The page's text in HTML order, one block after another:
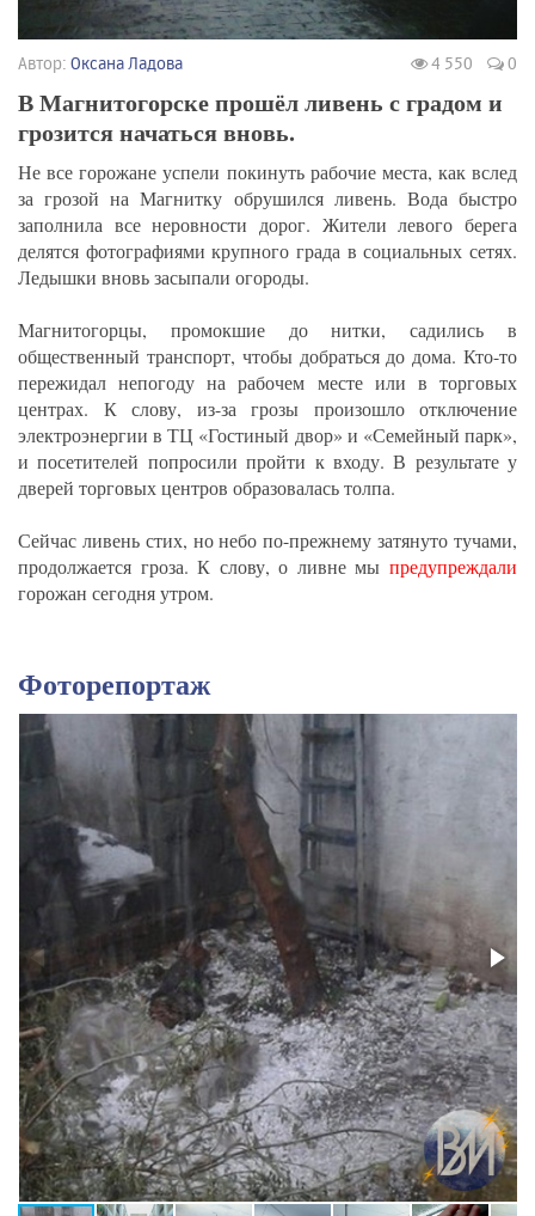
Автор: Оксана Ладова 4 550 0
В Магнитогорске прошёл ливень с градом и
грозится начаться вновь.
Не все горожане успели покинуть рабочие места, как вслед
за грозой на Магнитку обрушился ливень. Вода быстро
заполнила все неровности дорог. Жители левого берега
делятся фотографиями крупного града в социальных сетях.
Ледышки вновь засыпали огороды.
Магнитогорцы, промокшие до нитки, садились в
общественный транспорт, чтобы добраться до дома. Кто-то
пережидал непогоду на рабочем месте или в торговых
центрах. К слову, из-за грозы произошло отключение
электроэнергии в ТЦ «Гостиный двор» и «Семейный парк»,
и посетителей попросили пройти к входу. В результате у
дверей торговых центров образовалась толпа.
Сейчас ливень стих, но небо по-прежнему затянуто тучами,
продолжается гроза. К слову, о ливне мы предупреждали
горожан сегодня утром.
Фоторепортаж